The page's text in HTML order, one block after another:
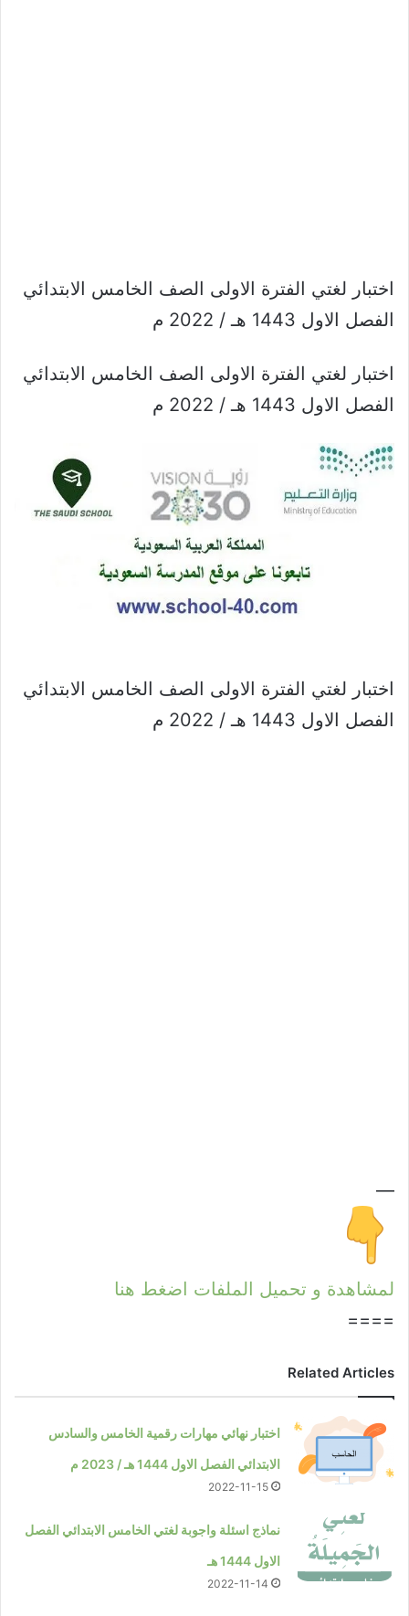
اختبار لغتي الفترة الاولى الصف الخامس الابتدائي
الفصل الاول 1443 هـ / 2022 م
اختبار لغتي الفترة الاولى الصف الخامس الابتدائي
الفصل الاول 1443 هـ / 2022 م
اختبار لغتي الفترة الاولى الصف الخامس الابتدائي
الفصل الاول 1443 هـ / 2022 م
—
لمشاهدة و تحميل الملفات اضغط هنا
====
Related Articles
اختبار نهائي مهارات رقمية الخامس والسادس
الابتدائي الفصل الاول 1444 هـ / 2023 م
2022-11-15
نماذج اسئلة واجوبة لغتي الخامس الابتدائي الفصل
الاول 1444 هـ
2022-11-14